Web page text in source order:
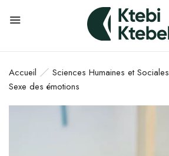
Accueil Sciences Humaines et Sociales
Sexe des émotions